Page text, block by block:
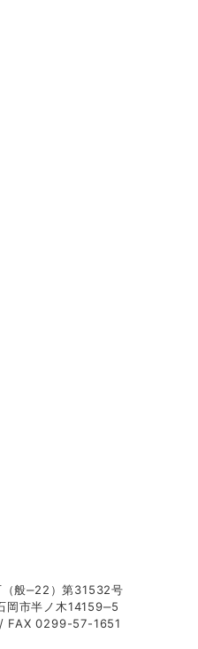
般‒22）第31532号
岡市半ノ木14159‒5
FAX 0299-57-1651